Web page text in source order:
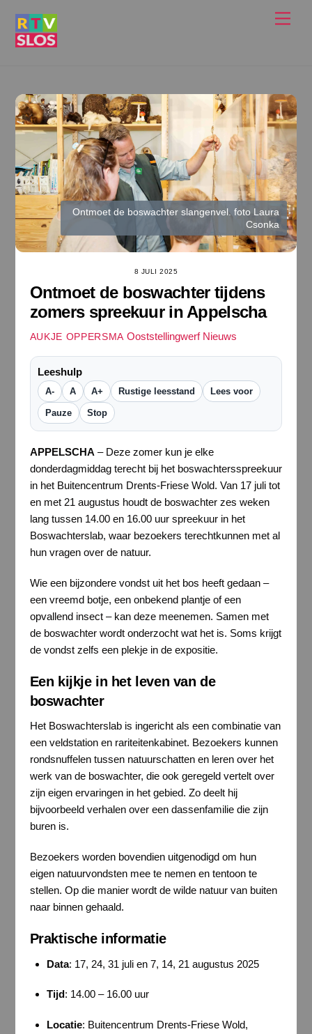
Ontmoet de boswachter slangenvel. foto Laura
Csonka
8 JULI 2025
Ontmoet de boswachter tijdens
zomers spreekuur in Appelscha
AUKJE OPPERSMA Ooststellingwerf Nieuws
Leeshulp
A- A A+ Rustige leesstand Lees voor
Pauze Stop
APPELSCHA – Deze zomer kun je elke
donderdagmiddag terecht bij het boswachtersspreekuur
in het Buitencentrum Drents-Friese Wold. Van 17 juli tot
en met 21 augustus houdt de boswachter zes weken
lang tussen 14.00 en 16.00 uur spreekuur in het
Boswachterslab, waar bezoekers terechtkunnen met al
hun vragen over de natuur.
Wie een bijzondere vondst uit het bos heeft gedaan –
een vreemd botje, een onbekend plantje of een
opvallend insect – kan deze meenemen. Samen met
de boswachter wordt onderzocht wat het is. Soms krijgt
de vondst zelfs een plekje in de expositie.
Een kijkje in het leven van de
boswachter
Het Boswachterslab is ingericht als een combinatie van
een veldstation en rariteitenkabinet. Bezoekers kunnen
rondsnuffelen tussen natuurschatten en leren over het
werk van de boswachter, die ook geregeld vertelt over
zijn eigen ervaringen in het gebied. Zo deelt hij
bijvoorbeeld verhalen over een dassenfamilie die zijn
buren is.
Bezoekers worden bovendien uitgenodigd om hun
eigen natuurvondsten mee te nemen en tentoon te
stellen. Op die manier wordt de wilde natuur van buiten
naar binnen gehaald.
Praktische informatie
Data: 17, 24, 31 juli en 7, 14, 21 augustus 2025
Tijd: 14.00 – 16.00 uur
Locatie: Buitencentrum Drents-Friese Wold,